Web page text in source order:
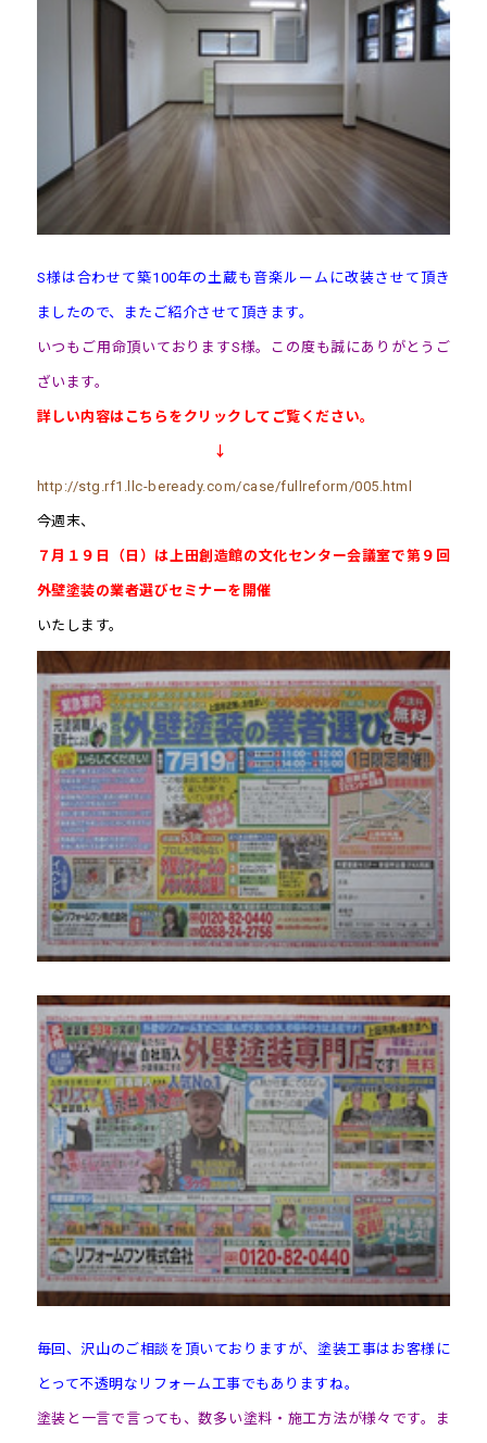
S様は合わせて築100年の土蔵も音楽ルームに改装させて頂き
ましたので、またご紹介させて頂きます。
いつもご用命頂いておりますS様。この度も誠にありがとうご
ざいます。
詳しい内容はこちらをクリックしてご覧ください。
↓
http://stg.rf1.llc-beready.com/case/fullreform/005.html
今週末、
７月１９日（日）は上田創造館の文化センター会議室で第９回
外壁塗装の業者選びセミナーを開催
いたします。
毎回、沢山のご相談を頂いておりますが、塗装工事はお客様に
とって不透明なリフォーム工事でもありますね。
塗装と一言で言っても、数多い塗料・施工方法が様々です。ま